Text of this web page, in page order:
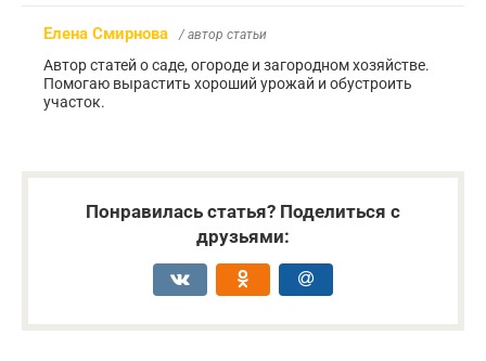
Елена Смирнова / автор статьи
Автор статей о саде, огороде и загородном хозяйстве.
Помогаю вырастить хороший урожай и обустроить
участок.
Понравилась статья? Поделиться с
друзьями: